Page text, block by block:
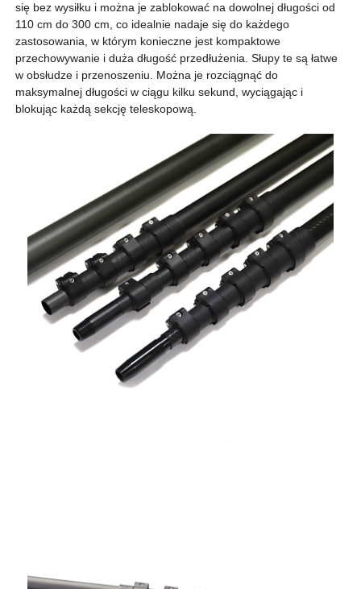
się bez wysiłku i można je zablokować na dowolnej długości od
110 cm do 300 cm, co idealnie nadaje się do każdego
zastosowania, w którym konieczne jest kompaktowe
przechowywanie i duża długość przedłużenia. Słupy te są łatwe
w obsłudze i przenoszeniu. Można je rozciągnąć do
maksymalnej długości w ciągu kilku sekund, wyciągając i
blokując każdą sekcję teleskopową.